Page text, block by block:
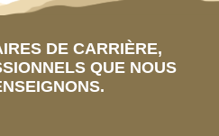
DE CARRIÈRE,
QUE NOUS